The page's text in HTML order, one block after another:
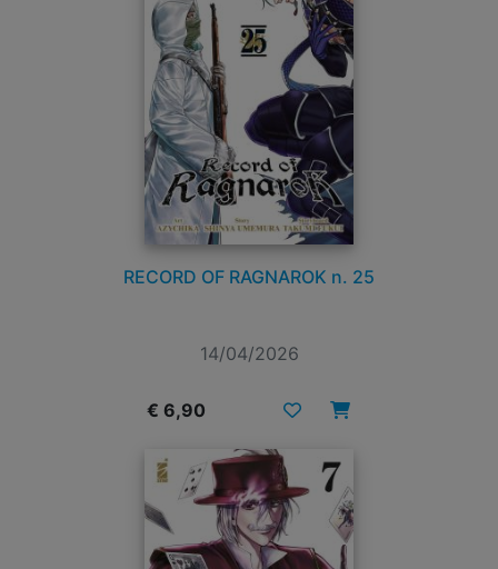
RECORD OF RAGNAROK n. 25
14/04/2026
€ 6,90